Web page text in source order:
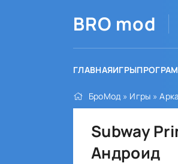
BRO mod
ГЛАВНАЯИГРЫ
БроМод » Игры »
Subway
Андроид